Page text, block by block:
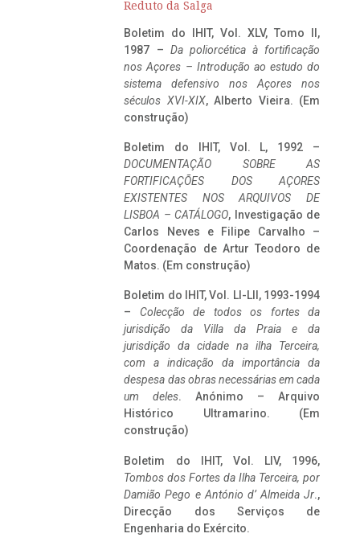
Reduto da Salga
Boletim do IHIT, Vol. XLV, Tomo II,
1987 – Da poliorcética à fortificação
nos Açores – Introdução ao estudo do
sistema defensivo nos Açores nos
séculos XVI-XIX, Alberto Vieira. (Em
construção)
Boletim do IHIT, Vol. L, 1992 –
DOCUMENTAÇÃO SOBRE AS
FORTIFICAÇÕES DOS AÇORES
EXISTENTES NOS ARQUIVOS DE
LISBOA – CATÁLOGO, Investigação de
Carlos Neves e Filipe Carvalho –
Coordenação de Artur Teodoro de
Matos. (Em construção)
Boletim do IHIT, Vol. LI-LII, 1993-1994
– Colecção de todos os fortes da
jurisdição da Villa da Praia e da
jurisdição da cidade na ilha Terceira,
com a indicação da importância da
despesa das obras necessárias em cada
um deles. Anónimo – Arquivo
Histórico Ultramarino. (Em
construção)
Boletim do IHIT, Vol. LIV, 1996,
Tombos dos Fortes da Ilha Terceira, por
Damião Pego e António d’ Almeida Jr.,
Direcção dos Serviços de
Engenharia do Exército.